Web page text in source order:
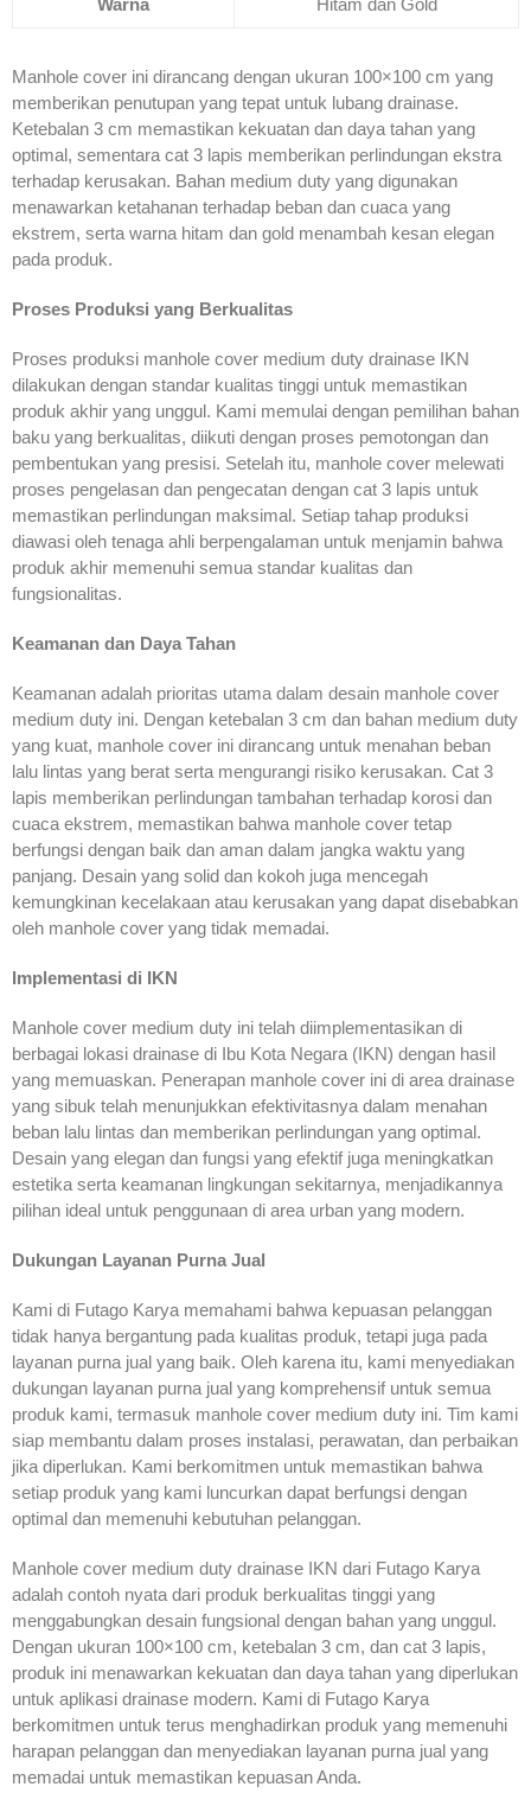
Warna Hitam dan Gold
Manhole cover ini dirancang dengan ukuran 100×100 cm yang
memberikan penutupan yang tepat untuk lubang drainase.
Ketebalan 3 cm memastikan kekuatan dan daya tahan yang
optimal, sementara cat 3 lapis memberikan perlindungan ekstra
terhadap kerusakan. Bahan medium duty yang digunakan
menawarkan ketahanan terhadap beban dan cuaca yang
ekstrem, serta warna hitam dan gold menambah kesan elegan
pada produk.
Proses Produksi yang Berkualitas
Proses produksi manhole cover medium duty drainase IKN
dilakukan dengan standar kualitas tinggi untuk memastikan
produk akhir yang unggul. Kami memulai dengan pemilihan bahan
baku yang berkualitas, diikuti dengan proses pemotongan dan
pembentukan yang presisi. Setelah itu, manhole cover melewati
proses pengelasan dan pengecatan dengan cat 3 lapis untuk
memastikan perlindungan maksimal. Setiap tahap produksi
diawasi oleh tenaga ahli berpengalaman untuk menjamin bahwa
produk akhir memenuhi semua standar kualitas dan
fungsionalitas.
Keamanan dan Daya Tahan
Keamanan adalah prioritas utama dalam desain manhole cover
medium duty ini. Dengan ketebalan 3 cm dan bahan medium duty
yang kuat, manhole cover ini dirancang untuk menahan beban
lalu lintas yang berat serta mengurangi risiko kerusakan. Cat 3
lapis memberikan perlindungan tambahan terhadap korosi dan
cuaca ekstrem, memastikan bahwa manhole cover tetap
berfungsi dengan baik dan aman dalam jangka waktu yang
panjang. Desain yang solid dan kokoh juga mencegah
kemungkinan kecelakaan atau kerusakan yang dapat disebabkan
oleh manhole cover yang tidak memadai.
Implementasi di IKN
Manhole cover medium duty ini telah diimplementasikan di
berbagai lokasi drainase di Ibu Kota Negara (IKN) dengan hasil
yang memuaskan. Penerapan manhole cover ini di area drainase
yang sibuk telah menunjukkan efektivitasnya dalam menahan
beban lalu lintas dan memberikan perlindungan yang optimal.
Desain yang elegan dan fungsi yang efektif juga meningkatkan
estetika serta keamanan lingkungan sekitarnya, menjadikannya
pilihan ideal untuk penggunaan di area urban yang modern.
Dukungan Layanan Purna Jual
Kami di Futago Karya memahami bahwa kepuasan pelanggan
tidak hanya bergantung pada kualitas produk, tetapi juga pada
layanan purna jual yang baik. Oleh karena itu, kami menyediakan
dukungan layanan purna jual yang komprehensif untuk semua
produk kami, termasuk manhole cover medium duty ini. Tim kami
siap membantu dalam proses instalasi, perawatan, dan perbaikan
jika diperlukan. Kami berkomitmen untuk memastikan bahwa
setiap produk yang kami luncurkan dapat berfungsi dengan
optimal dan memenuhi kebutuhan pelanggan.
Manhole cover medium duty drainase IKN dari Futago Karya
adalah contoh nyata dari produk berkualitas tinggi yang
menggabungkan desain fungsional dengan bahan yang unggul.
Dengan ukuran 100×100 cm, ketebalan 3 cm, dan cat 3 lapis,
produk ini menawarkan kekuatan dan daya tahan yang diperlukan
untuk aplikasi drainase modern. Kami di Futago Karya
berkomitmen untuk terus menghadirkan produk yang memenuhi
harapan pelanggan dan menyediakan layanan purna jual yang
memadai untuk memastikan kepuasan Anda.